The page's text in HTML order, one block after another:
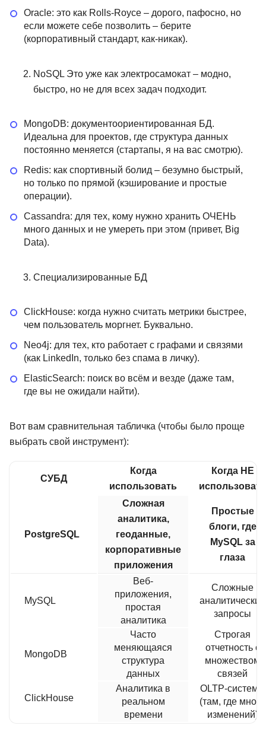
Oracle: это как Rolls-Royce – дорого, пафосно, но
если можете себе позволить – берите
(корпоративный стандарт, как-никак).
NoSQL Это уже как электросамокат – модно,
быстро, но не для всех задач подходит.
MongoDB: документоориентированная БД.
Идеальна для проектов, где структура данных
постоянно меняется (стартапы, я на вас смотрю).
Redis: как спортивный болид – безумно быстрый,
но только по прямой (кэширование и простые
операции).
Cassandra: для тех, кому нужно хранить ОЧЕНЬ
много данных и не умереть при этом (привет, Big
Data).
Специализированные БД
ClickHouse: когда нужно считать метрики быстрее,
чем пользователь моргнет. Буквально.
Neo4j: для тех, кто работает с графами и связями
(как LinkedIn, только без спама в личку).
ElasticSearch: поиск во всём и везде (даже там,
где вы не ожидали найти).
Вот вам сравнительная табличка (чтобы было проще
выбрать свой инструмент):
СУБД
Когда
использовать
Когда НЕ
использовать
PostgreSQL
Сложная
аналитика,
геоданные,
корпоративные
приложения
Простые
блоги, где
MySQL за
глаза
MySQL
Веб-
приложения,
простая
аналитика
Сложные
аналитические
запросы
MongoDB
Часто
меняющаяся
структура
данных
Строгая
отчетность с
множеством
связей
ClickHouse
Аналитика в
реальном
времени
OLTP-системы
(там, где много
изменений)